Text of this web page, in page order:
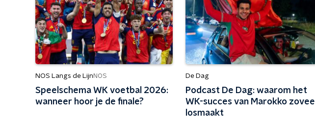
NOS Langs de Lijn NOS
Speelschema WK voetbal 2026:
wanneer hoor je de finale?
De Dag
Podcast De Dag: waarom het
WK-succes van Marokko zoveel
losmaakt